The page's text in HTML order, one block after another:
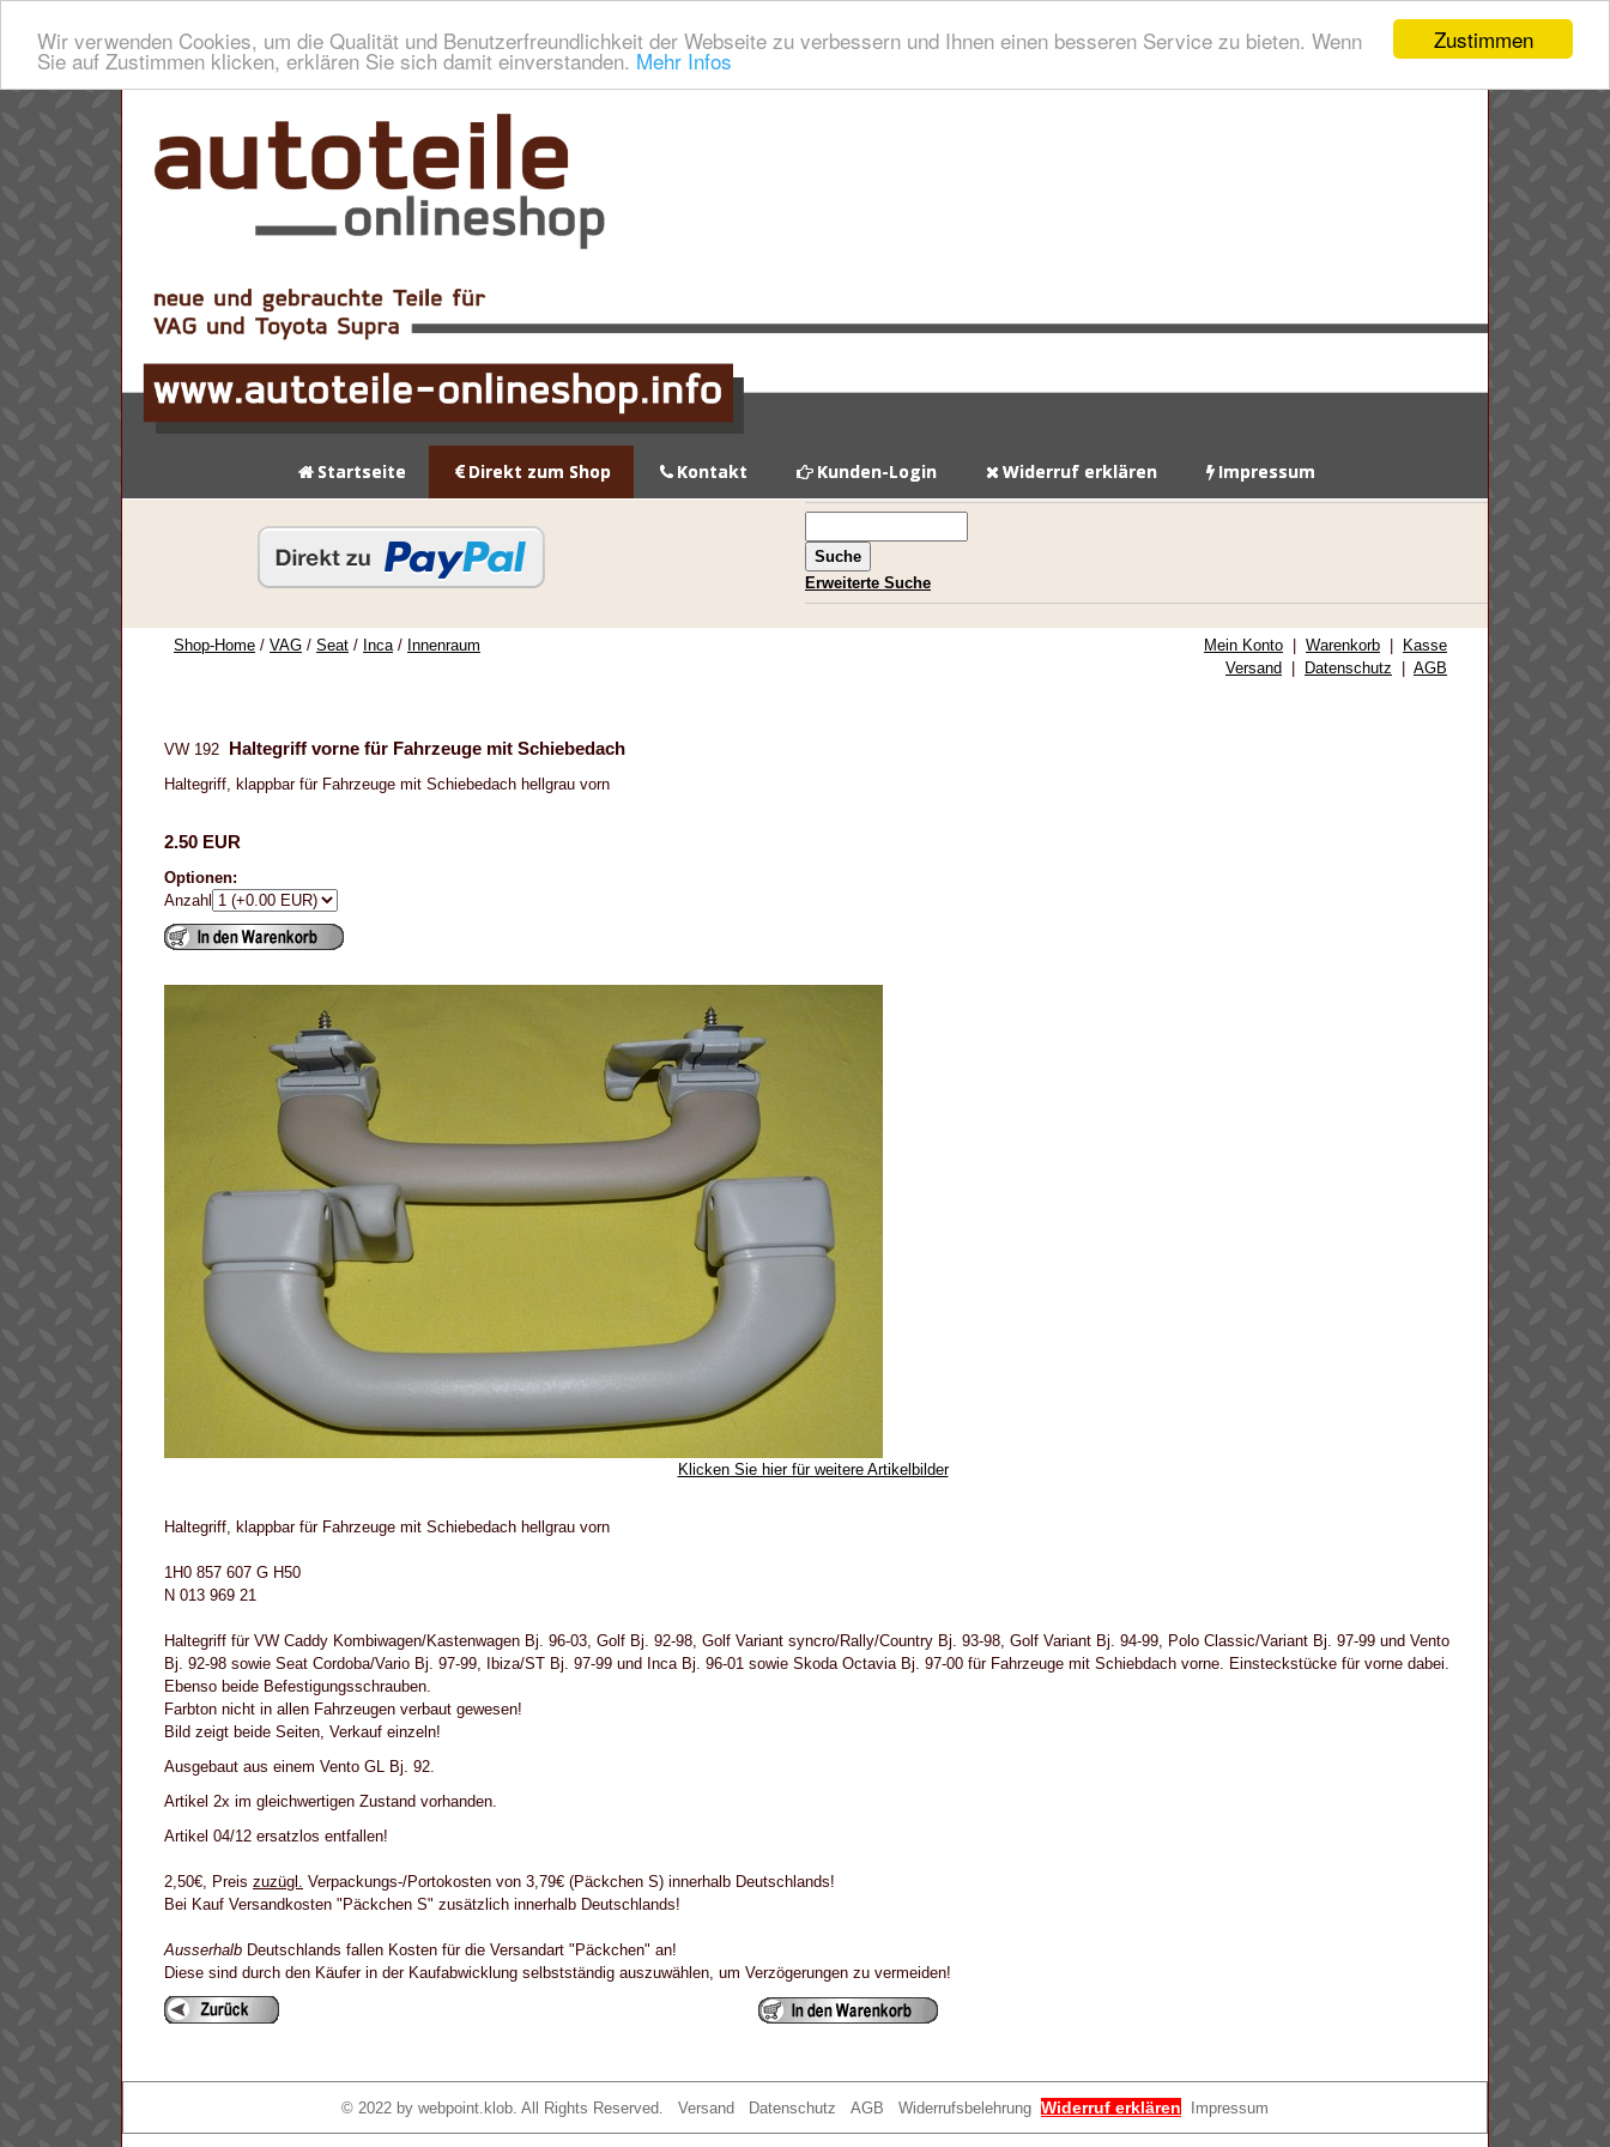
Zustimmen
Wir verwenden Cookies, um die Qualität und Benutzerfreundlichkeit der Webseite zu verbessern und Ihnen einen besseren Service zu bieten. Wenn
Sie auf Zustimmen klicken, erklären Sie sich damit einverstanden. Mehr Infos
Startseite Direkt zum Shop Kontakt Kunden-Login Widerruf erklären Impressum
Erweiterte Suche
Shop-Home / VAG / Seat / Inca/ Innenraum Mein Konto Warenkorb
Kasse
Versand
Datenschutz AGB
VW 192 Haltegriff vorne für Fahrzeuge mit Schiebedach
Haltegriff, klappbar für Fahrzeuge mit Schiebedach hellgrau vorn
2.50 EUR
Optionen:
Anzahl
Klicken Sie hier für weitere Artikelbilder
Haltegriff, klappbar für Fahrzeuge mit Schiebedach hellgrau vorn
1H0 857 607 G H50
N 013 969 21
Haltegriff für VW Caddy Kombiwagen/Kastenwagen Bj. 96-03, Golf Bj. 92-98, Golf Variant syncro/Rally/Country Bj. 93-98, Golf Variant Bj. 94-99, Polo Classic/Variant Bj. 97-99 und Vento
Bj. 92-98 sowie Seat Cordoba/Vario Bj. 97-99, Ibiza/ST Bj. 97-99 und Inca Bj. 96-01 sowie Skoda Octavia Bj. 97-00 für Fahrzeuge mit Schiebdach vorne. Einsteckstücke für vorne dabei.
Ebenso beide Befestigungsschrauben.
Farbton nicht in allen Fahrzeugen verbaut gewesen!
Bild zeigt beide Seiten, Verkauf einzeln!
Ausgebaut aus einem Vento GL Bj. 92.
Artikel 2x im gleichwertigen Zustand vorhanden.
Artikel 04/12 ersatzlos entfallen!
2,50€, Preis zuzügl. Verpackungs-/Portokosten von 3,79€ (Päckchen S) innerhalb Deutschlands!
Bei Kauf Versandkosten "Päckchen S" zusätzlich innerhalb Deutschlands!
Ausserhalb Deutschlands fallen Kosten für die Versandart "Päckchen" an!
Diese sind durch den Käufer in der Kaufabwicklung selbstständig auszuwählen, um Verzögerungen zu vermeiden!
© 2022 by webpoint.klob. All Rights Reserved. Versand Datenschutz AGB Widerrufsbelehrung Widerruf erklären Impressum